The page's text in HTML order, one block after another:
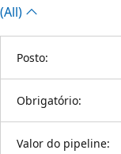
(All)
Posto:
Obrigatório:
Valor do pipeline: